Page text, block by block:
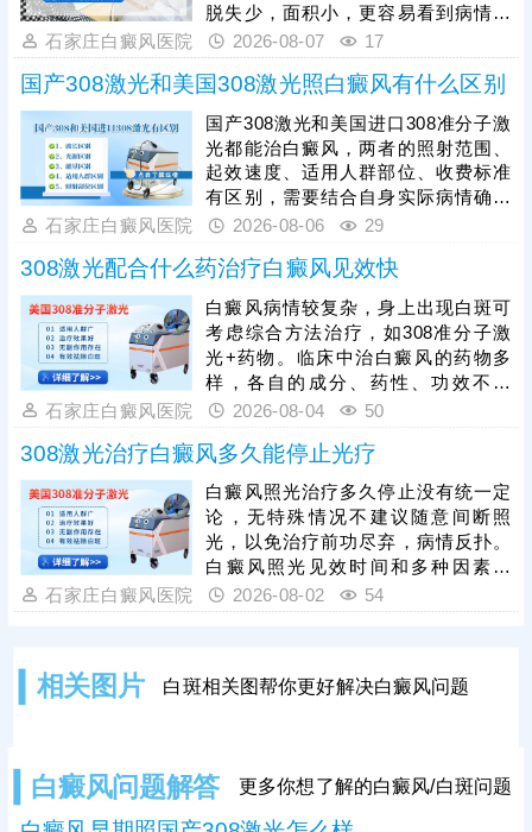
脱失少，面积小，更容易看到病情好
转;若是色素脱失多，白斑面积大，治
疗见效所需时间更长;②白斑所在部
位，白斑位于头面部、躯干等部位较
容易治疗;若是位于肢端末梢，治疗难
度大，见效所需时间会延长;③是否确
定合适的照光参数，患者需遵医嘱规
范治疗，科学对症祛白，更快促进肤
色还原。
石家庄白癜风医院 2026-08-07 17
国产308激光和美国308激光照白癜风有什么区别
国产308激光和美国进口308准分子激
光都能治白癜风，两者的照射范围、
起效速度、适用人群部位、收费标准
有区别，需要结合自身实际病情确定
合适的照光方案，令治疗真正发挥作
剂量、频率、疗程，恰当的照光参
数，持之以恒累积疗效，助力病情稳
步好转。另外，照光期间可搭配药物
对症治疗，综合祛白，提升复色速
度。
石家庄白癜风医院 2026-08-06 29
308激光配合什么药治疗白癜风见效快
白癜风病情较复杂，身上出现白斑可
考虑综合方法治疗，如308准分子激
光+药物。临床中治白癜风的药物多
样，各自的成分、药性、功效不一
样，用药不能盲目，务必在医生指导
效。治疗期间还需确定合适的频率、
疗程，不可私自间断、暂停，以免疗
效断断续续，拖慢复色进度。另外，
白癜风治疗期间还需从自身做起，避
免不良因素刺激，防治结合，逐步令
病情好转。
石家庄白癜风医院 2026-08-04 50
308激光治疗白癜风多久能停止光疗
白癜风照光治疗多久停止没有统一定
论，无特殊情况不建议随意间断照
光，以免治疗前功尽弃，病情反扑。
白癜风照光见效时间和多种因素有
关，包括患者病情、照光参数，病情
较轻，规范治疗，好转快;若是病情严
医嘱对症照光联合药物治疗，双管齐
石家庄白癜风医院 2026-08-02 54
相关图片 白斑相关图帮你更好解决白癜风问题
白癜风问题解答 更多你想了解的白癜风/白斑问题